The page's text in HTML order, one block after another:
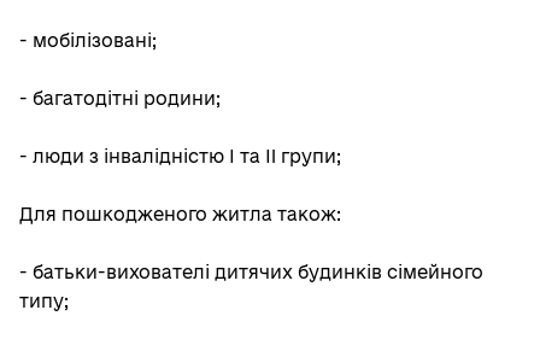
- мобілізовані;
- багатодітні родини;
- люди з інвалідністю І та II групи;
Для пошкодженого житла також:
- батьки-вихователі дитячих будинків сімейного
типу;